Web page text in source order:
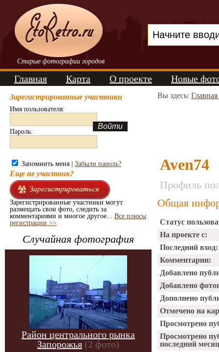
Старые фотографии городов
Главная Карта О проекте Новые
Зарегистрированные участники
Имя пользователя:
Пароль:
Запомнить меня | Забыли пароль?
Еще не участник?
Зарегистрированные участники могут
размещать свои фото, следить за
комментариями и многое другое... Все плюсы
регистрации >>
Случайная фотография
Район центрального рынка
Запорожья (2 фото)
Вы здесь:
Aven74
Профиль
Общая
Статус
На проекте с:
Последний вход:
Комментарии:
Добавлено
Добавлено
Дополнено
Отмечено на
Просмотрено
Просмотрено
последний